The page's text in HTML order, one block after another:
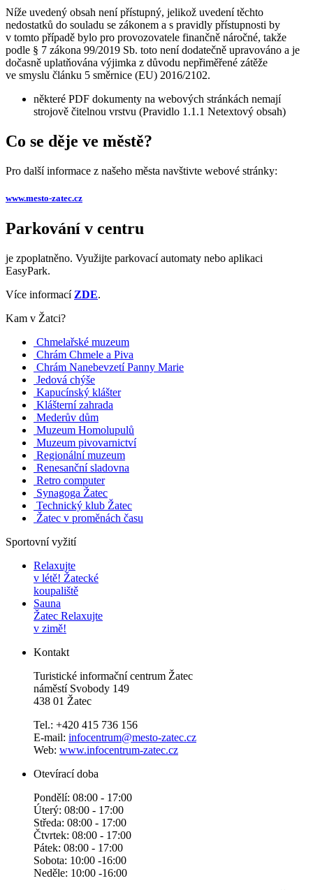
Níže uvedený obsah není přístupný, jelikož uvedení těchto
nedostatků do souladu se zákonem a s pravidly přístupnosti by
v tomto případě bylo pro provozovatele finančně náročné, takže
podle § 7 zákona 99/2019 Sb. toto není dodatečně upravováno a je
dočasně uplatňována výjimka z důvodu nepřiměřené zátěže
ve smyslu článku 5 směrnice (EU) 2016/2102.
některé PDF dokumenty na webových stránkách nemají
strojově čitelnou vrstvu (Pravidlo 1.1.1 Netextový obsah)
Co se děje ve městě?
Pro další informace z našeho města navštivte webové stránky:
www.mesto-zatec.cz
Parkování v centru
je zpoplatněno. Využijte parkovací automaty nebo aplikaci
EasyPark.
Více informací ZDE.
Kam v Žatci?
Chmelařské muzeum
Chrám Chmele a Piva
Chrám Nanebevzetí Panny Marie
Jedová chýše
Kapucínský klášter
Klášterní zahrada
Mederův dům
Muzeum Homolupulů
Muzeum pivovarnictví
Regionální muzeum
Renesanční sladovna
Retro computer
Synagoga Žatec
Technický klub Žatec
Žatec v proměnách času
Sportovní vyžití
Relaxujte
v létě! Žatecké
koupaliště
Sauna
Žatec Relaxujte
v zimě!
Kontakt
Turistické informační centrum Žatec
náměstí Svobody 149
438 01 Žatec
Tel.: +420 415 736 156
E-mail: infocentrum@mesto-zatec.cz
Web: www.infocentrum-zatec.cz
Otevírací doba
Pondělí: 08:00 - 17:00
Úterý: 08:00 - 17:00
Středa: 08:00 - 17:00
Čtvrtek: 08:00 - 17:00
Pátek: 08:00 - 17:00
Sobota: 10:00 -16:00
Neděle: 10:00 -16:00